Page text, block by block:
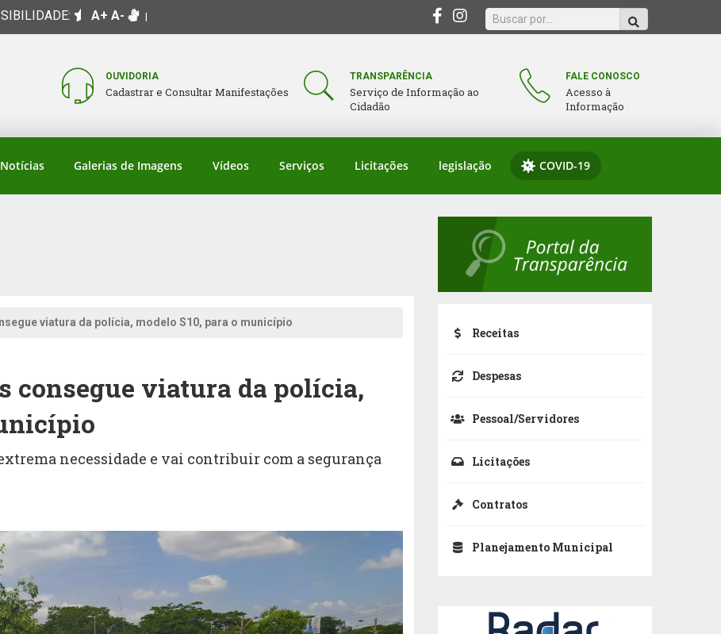
A+ A- |
OUVIDORIA
Cadastrar e Consultar Manifestações
TRANSPARÊNCIA
Serviço de Informação ao
Cidadão
FALE CONOSCO
Acesso à
Informação
Notícias Galerias de Imagens Vídeos Serviços Licitações legislação COVID-19
viatura da polícia, modelo S10, para o município
consegue viatura da polícia,
necessidade e vai contribuir com a segurança
Receitas
Despesas
Pessoal/Servidores
Licitações
Contratos
Planejamento Municipal